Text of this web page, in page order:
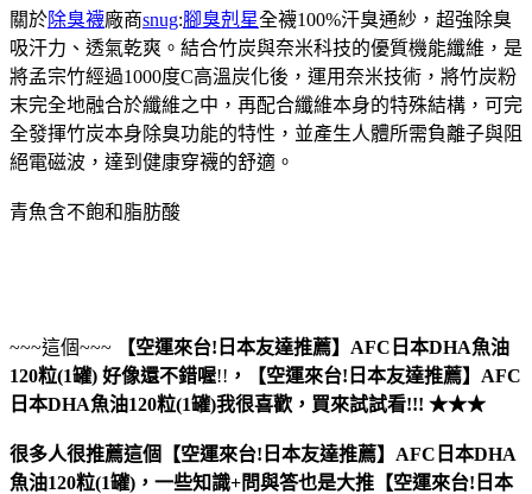
關於除臭襪廠商snug:腳臭剋星全襪100%汗臭通紗，超強除臭
吸汗力、透氣乾爽。結合竹炭與奈米科技的優質機能纖維，是
將孟宗竹經過1000度C高溫炭化後，運用奈米技術，將竹炭粉
末完全地融合於纖維之中，再配合纖維本身的特殊結構，可完
全發揮竹炭本身除臭功能的特性，並產生人體所需負離子與阻
絕電磁波，達到健康穿襪的舒適。
青魚含不飽和脂肪酸
~~~這個~~~
【空運來台!日本友達推薦】AFC日本DHA魚油
120粒(1罐) 好像還不錯喔!! ，
【空運來台!日本友達推薦】AFC
日本DHA魚油120粒(1罐)我很喜歡，買來試試看!!! ★★★
很多人很推薦這個【空運來台!日本友達推薦】AFC日本DHA
魚油120粒(1罐)，一些知識+問與答也是大推【空運來台!日本